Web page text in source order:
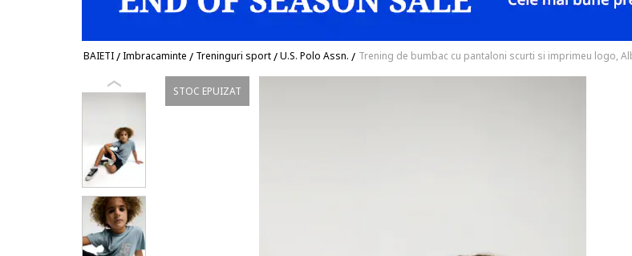
BAIETI/Imbracaminte / Treninguri sport/U.S. Polo Assn. / Trening de bumbac cu pantaloni scurti si imprimeu logo,
STOC EPUIZAT